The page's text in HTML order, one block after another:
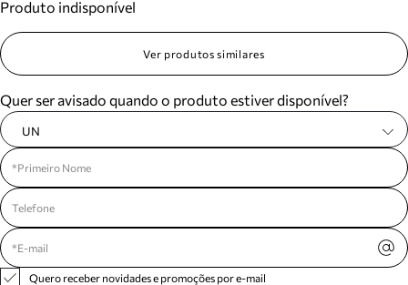
Produto indisponível
Ver produtos similares
Quer ser avisado quando o produto estiver disponível?
UN
Quero receber novidades e promoções por e-mail